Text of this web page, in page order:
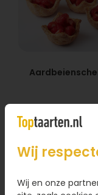
28,95
Wij
Wij en onze